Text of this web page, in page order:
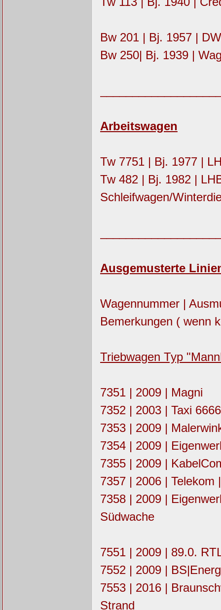
Bw 201 | Bj. 1957 |
Bw 250| Bj. 1939 |
Arbeitswagen
Tw 7751 | Bj. 1977 |
Tw 482 | Bj. 1982 |
Schleifwagen/
Ausgemusterte
Wagennummer |
Bemerkungen ( wenn
Triebwagen Typ
7351 | 2009 | Magni
7352 | 2003 | Taxi
7353 | 2009 |
7354 | 2009 |
7355 | 2009 |
7357 | 2006 |
7358 | 2009 |
Südwache
7551 | 2009 | 89.0.
7552 | 2009 |
7553 | 2016 |
Strand